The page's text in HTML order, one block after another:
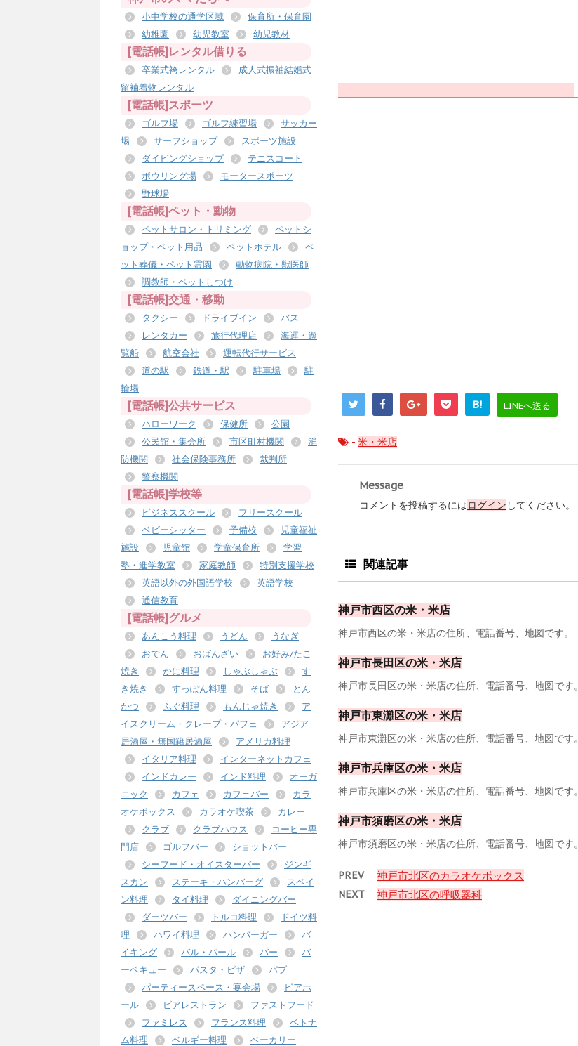
B! LINEへ送る
- 米・米店
Message
コメントを投稿するにはログイン してください。
関連記事
神戸市西区の米・米店
神戸市西区の米・米店の住所、電話番号、地図です。
神戸市長田区の米・米店
神戸市長田区の米・米店の住所、電話番号、地図です。
神戸市東灘区の米・米店
神戸市東灘区の米・米店の住所、電話番号、地図です。
神戸市兵庫区の米・米店
神戸市兵庫区の米・米店の住所、電話番号、地図です。
神戸市須磨区の米・米店
神戸市須磨区の米・米店の住所、電話番号、地図です。
PREV 神戸市北区のカラオケボックス
NEXT 神戸市北区の呼吸器科
小中学校の通学区域
保育所・保育園
幼稚園
幼児教室 幼児教材
[電話帳]レンタル借りる
卒業式袴レンタル
成人式振袖結婚式
留袖着物レンタル
[電話帳]スポーツ
ゴルフ場 ゴルフ練習場
サッカー
場
サーフショップ
スポーツ施設
ダイビングショップ
テニスコート
ボウリング場
モータースポーツ
野球場
[電話帳]ペット・動物
ペットサロン・トリミング
ペットシ
ョップ・ペット用品
ペットホテル
ペ
ット葬儀・ペット霊園
動物病院・獣医師
調教師・ペットしつけ
[電話帳]交通・移動
タクシー ドライブイン
バス
レンタカー
旅行代理店
海運・遊
覧船
航空会社
運転代行サービス
道の駅
鉄道・駅 駐車場
駐
輪場
[電話帳]公共サービス
ハローワーク 保健所
公園
公民館・集会所
市区町村機関
消
防機関
社会保険事務所
裁判所
警察機関
[電話帳]学校等
ビジネススクール
フリースクール
ベビーシッター
予備校
児童福祉
施設
児童館 学童保育所
学習
塾・進学教室
家庭教師
特別支援学校
英語以外の外国語学校
英語学校
通信教育
[電話帳]グルメ
あんこう料理 うどん
うなぎ
おでん
おばんざい
お好み/たこ
焼き
かに料理 しゃぶしゃぶ
す
き焼き
すっぽん料理 そば
とん
かつ
ふぐ料理 もんじゃ焼き
ア
イスクリーム・クレープ・パフェ
アジア
居酒屋・無国籍居酒屋
アメリカ料理
イタリア料理
インターネットカフェ
インドカレー
インド料理
オーガ
ニック
カフェ カフェバー
カラ
オケボックス
カラオケ喫茶
カレー
クラブ
クラブハウス
コーヒー専
門店
ゴルフバー
ショットバー
シーフード・オイスターバー
ジンギ
スカン
ステーキ・ハンバーグ
スペイ
ン料理
タイ料理
ダイニングバー
ダーツバー
トルコ料理
ドイツ料
理
ハワイ料理 ハンバーガー
バ
イキング
バル・バール バー
バ
ーベキュー
パスタ・ピザ
パブ
パーティースペース・宴会場
ビアホ
ール
ビアレストラン
ファストフード
ファミレス
フランス料理
ベトナ
ム料理
ベルギー料理
ベーカリー